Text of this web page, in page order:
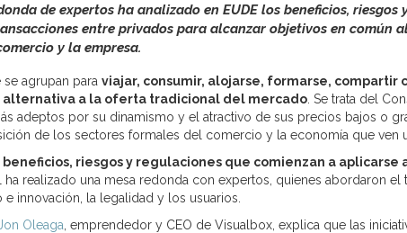
de expertos ha analizado en EUDE los beneficios,
entre privados para alcanzar objetivos en común
y la empresa.
agrupan para viajar, consumir, alojarse, formarse, compartir
alternativa a la oferta tradicional del mercado . Se trata del
adeptos por su dinamismo y el atractivo de sus precios bajos o
de los sectores formales del comercio y la economía que ven
beneficios, riesgos y regulaciones que comienzan a aplicarse
ha realizado una mesa redonda con expertos, quienes abordaron el
innovación, la legalidad y los usuarios.
Oleaga , emprendedor y CEO de Visualbox, explica que las